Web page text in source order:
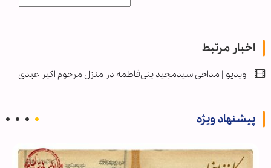
اخبار مرتبط
ویدیو | مداحی سیدمجید بنی‌فاطمه در منزل مرحوم اکبر عبدی
پیشنهاد ویژه